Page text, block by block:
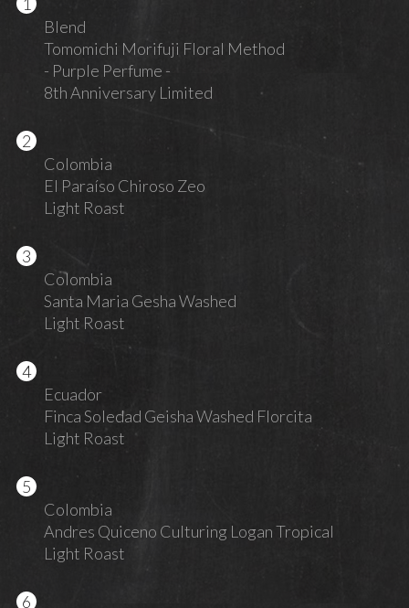
Blend
Tomomichi Morifuji Floral Method
- Purple Perfume -
8th Anniversary Limited
Colombia
El Paraíso Chiroso Zeo
Light Roast
Colombia
Santa Maria Gesha Washed
Light Roast
Ecuador
Finca Soledad Geisha Washed Florcita
Light Roast
Colombia
Andres Quiceno Culturing Logan Tropical
Light Roast